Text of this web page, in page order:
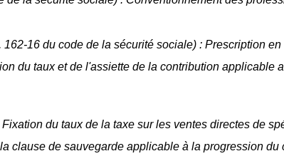
16 du code de la sécurité sociale) : Prescription
du taux et de l'assiette de la contribution applicable
du taux de la taxe sur les ventes directes de
clause de sauvegarde applicable à la progression